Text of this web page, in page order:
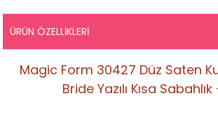
ÜRÜN ÖZELLIKLERI
Magic Form 30427 Düz Saten
Bride Yazılı Kısa